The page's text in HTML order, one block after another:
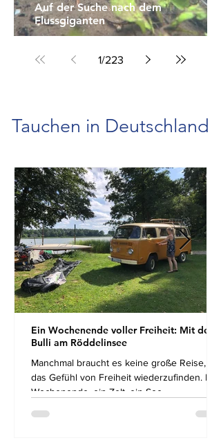
Auf der Suche nach dem
Flussgiganten
1/223
Tauchen in Deutschland
Ein Wochenende voller Freiheit: Mit dem
Bulli am Röddelinsee
Manchmal braucht es keine große Reise, um
das Gefühl von Freiheit wiederzufinden. Ein
Wochenende, ein Zelt, ein See,
nötig, um den Alltag für drei Tage hinter sich